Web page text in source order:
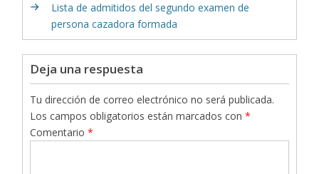
Lista de admitidos del segundo examen de
persona cazadora formada
Deja una respuesta
Tu dirección de correo electrónico no será publicada.
Los campos obligatorios están marcados con*
Comentario*